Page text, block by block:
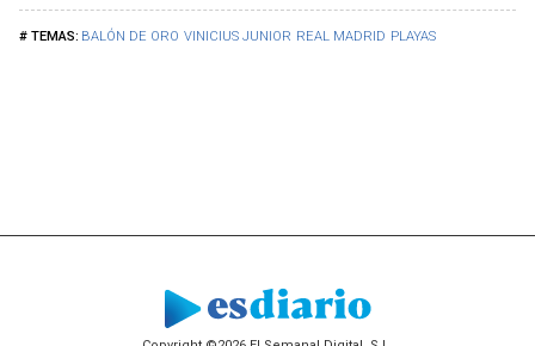
BALÓN DE ORO VINICIUS JUNIOR REAL MADRID PLAYAS